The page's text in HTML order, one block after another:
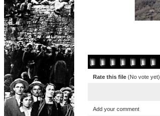
Rate this file (No vote yet)
Add your comment